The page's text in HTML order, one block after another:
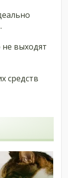
выходят
средств